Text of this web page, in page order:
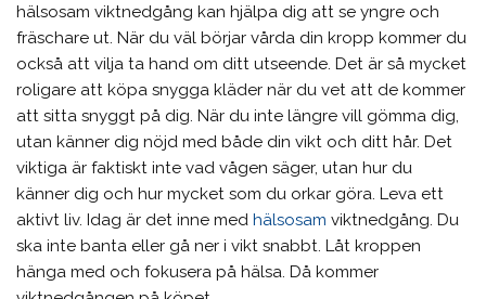
hälsosam viktnedgång kan hjälpa dig att se yngre och
fräschare ut. När du väl börjar vårda din kropp kommer du
också att vilja ta hand om ditt utseende. Det är så mycket
roligare att köpa snygga kläder när du vet att de kommer
att sitta snyggt på dig. När du inte längre vill gömma dig,
utan känner dig nöjd med både din vikt och ditt hår. Det
viktiga är faktiskt inte vad vågen säger, utan hur du
känner dig och hur mycket som du orkar göra. Leva ett
aktivt liv. Idag är det inne medhälsosam viktnedgång. Du
ska inte banta eller gå ner i vikt snabbt. Låt kroppen
hänga med och fokusera på hälsa. Då kommer